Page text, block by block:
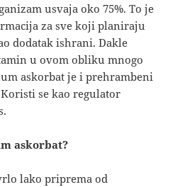
usvaja oko 75%. To je
za sve koji planiraju
dodatak ishrani. Dakle
u ovom obliku mnogo
askorbat je i prehrambeni
se kao regulator
askorbat?
lako priprema od